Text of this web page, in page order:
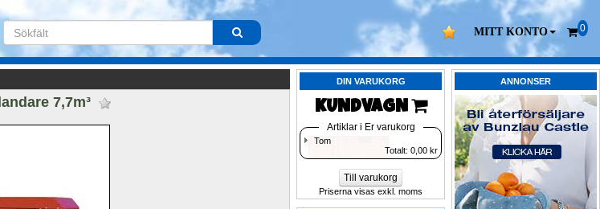
MITT KONTO 0
ANNONSER
DIN VARUKORG
KUNDVAGN
Artiklar i Er varukorg
Tom
Totalt: 0,00 kr
Till varukorg
Priserna visas exkl. moms
7,7m³